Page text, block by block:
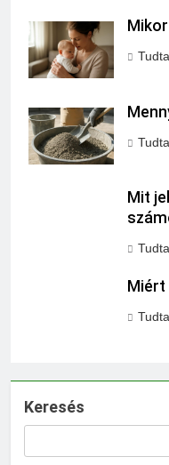
Mit
Miért
Keresés